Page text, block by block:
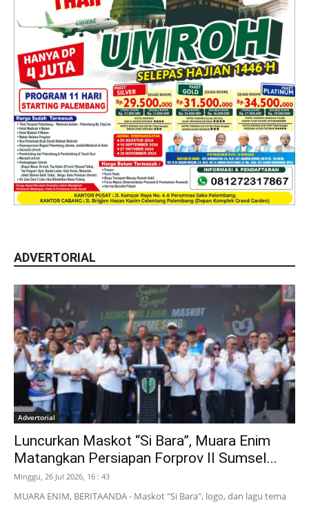
ADVERTORIAL
Advertorial
Luncurkan Maskot “Si Bara”, Muara Enim
Matangkan Persiapan Forprov II Sumsel...
Minggu, 26 Jul 2026, 16 : 43
MUARA ENIM, BERITAANDA - Maskot "Si Bara", logo, dan lagu tema